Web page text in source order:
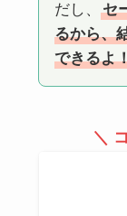
だし、
セ
るから、
できるよ
＼